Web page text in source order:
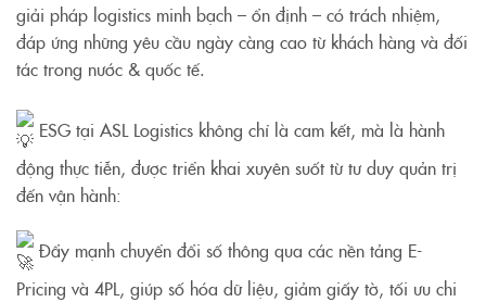
giải pháp logistics minh bạch – ổn định – có trách nhiệm,
đáp ứng những yêu cầu ngày càng cao từ khách hàng và đối
tác trong nước & quốc tế.
ESG tại ASL Logistics không chỉ là cam kết, mà là hành
động thực tiễn, được triển khai xuyên suốt từ tư duy quản trị
đến vận hành:
Đẩy mạnh chuyển đổi số thông qua các nền tảng E-
Pricing và 4PL, giúp số hóa dữ liệu, giảm giấy tờ, tối ưu chi